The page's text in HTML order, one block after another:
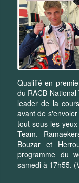
Qualifié en
du RACB
leader de la
avant de
tout sous les
Team.
Bouzar et
programme du
samedi à 17h55.